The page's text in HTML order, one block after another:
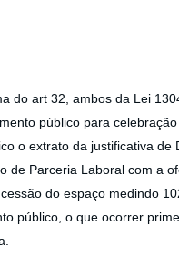
do art 32, ambos da Lei
público para
o extrato da justificativa de
de Parceria Laboral com a
do espaço medindo
público, o que ocorrer